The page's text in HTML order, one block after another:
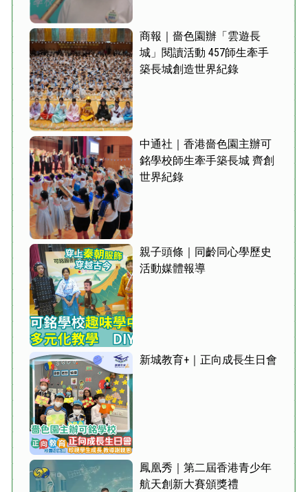
商報｜嗇色園辦「雲遊長
城」閱讀活動 457師生牽手
築長城創造世界紀錄
中通社｜香港嗇色園主辦可
銘學校師生牽手築長城 齊創
世界紀錄
親子頭條｜同齡同心學歷史
活動媒體報導
新城教育+｜正向成長生日會
鳳凰秀｜第二屆香港青少年
航天創新大賽頒獎禮